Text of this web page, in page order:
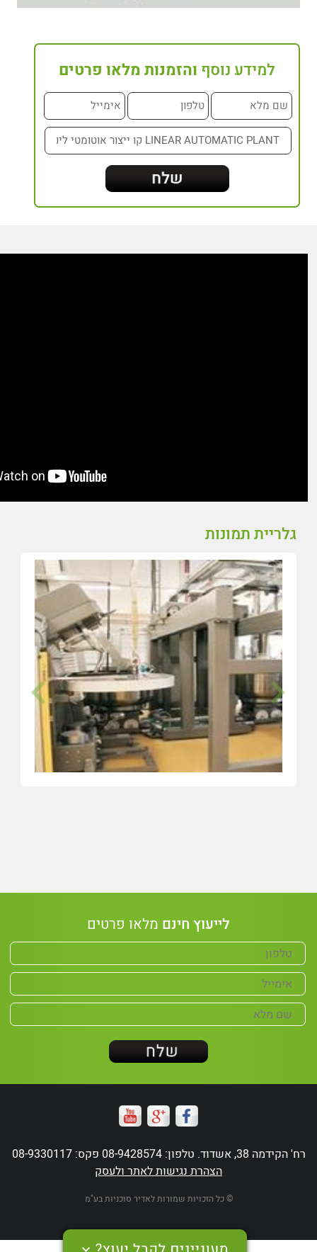
למידע נוסף והזמנות מלאו פרטים
גלריית תמונות
לייעוץ חינם מלאו פרטים
רח' הקידמה 38, אשדוד. טלפון: 08-9428574 פקס: 08-9330117
הצהרת נגישות לאתר ולעסק
© כל הזכויות שמורות לאדיר סוכניות בע"מ